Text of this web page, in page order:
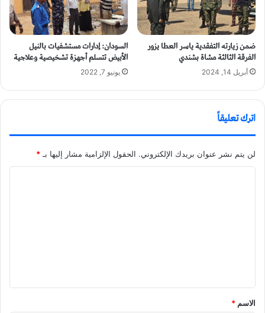
ضمن زيارته التفقدية ياسر العطا يزور
الفرقة الثالثة مشاة بشندي
أبريل 14, 2024
السودان: إدارات مستشفيات بالنيل
الأبيض تتسلم أجهزة تشخيصية وعلاجية
يونيو 7, 2022
اترك تعليقاً
لن يتم نشر عنوان بريدك الإلكتروني. الحقول الإلزامية مشار إليها بـ*
الاسم *